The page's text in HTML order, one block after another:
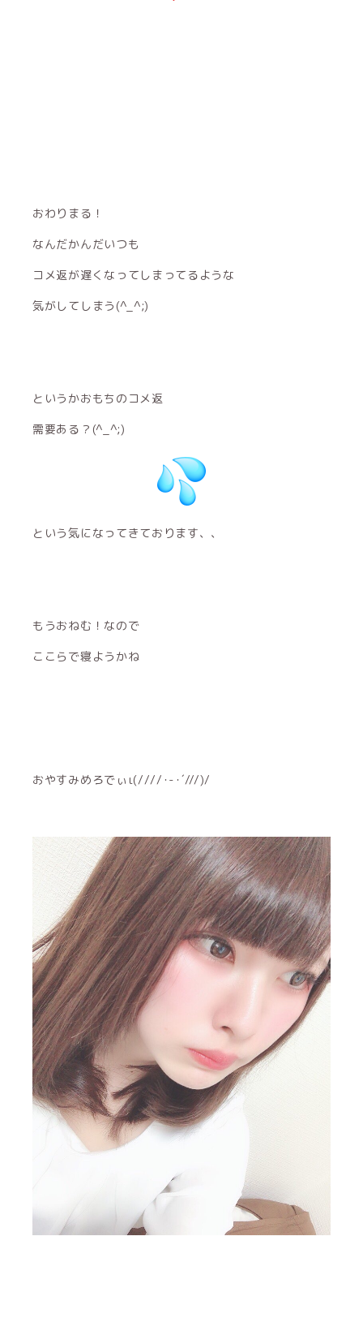
おわりまる！
なんだかんだいつも
コメ返が遅くなってしまってるような
気がしてしまう(^_^;)
というかおもちのコメ返
需要ある？(^_^;)
という気になってきております、、
もうおねむ！なので
ここらで寝ようかね
おやすみめろでぃι(////･-･´///)/